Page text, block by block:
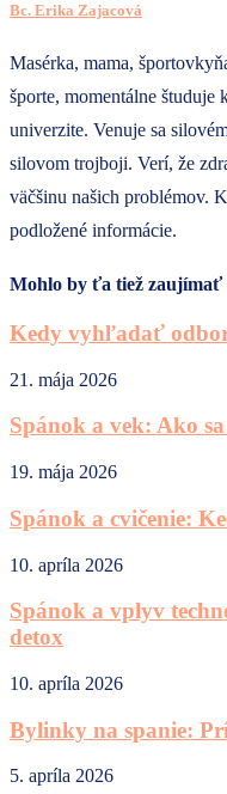
Bc. Erika Zajacová
Masérka, mama,
športe, momentálne študuje
univerzite. Venuje sa
silovom trojboji. Verí, že
väčšinu našich problémov.
podložené informácie.
Mohlo by ťa tiež zaujímať
Kedy vyhľadať
21. mája 2026
Spánok a vek: Ako
19. mája 2026
Spánok a cvičenie:
10. apríla 2026
Spánok a vplyv
detox
10. apríla 2026
Bylinky na spanie:
5. apríla 2026